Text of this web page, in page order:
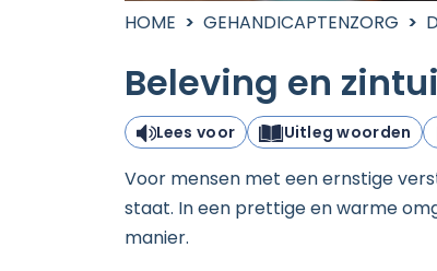
HOME GEHANDICAPTENZORG
Beleving en
Lees voor Uitleg woorden
Voor mensen met een ernstige
staat. In een prettige en warme
manier.